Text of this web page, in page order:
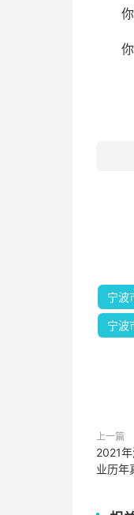
宁波
宁波
上一篇
2021
业历年